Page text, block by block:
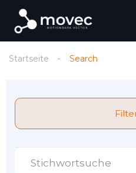
Startseite Search